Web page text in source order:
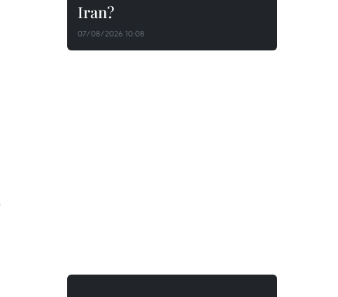
Iran?
07/08/2026 10:08